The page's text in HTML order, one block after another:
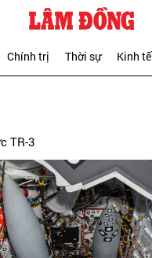
Chính trị Thời sự Kinh tế
TR-3